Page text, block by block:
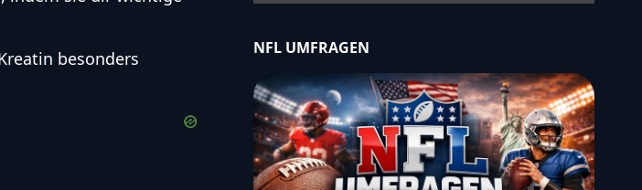
besonders
NFL UMFRAGEN